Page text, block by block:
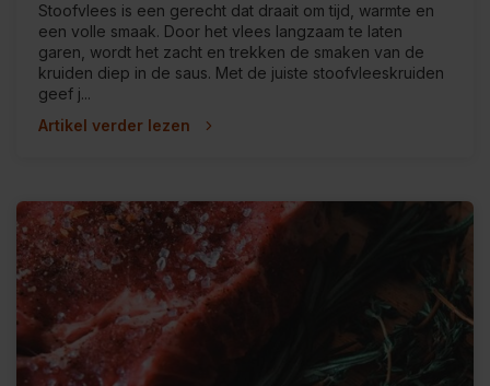
Stoofvlees is een gerecht dat draait om tijd, warmte en
een volle smaak. Door het vlees langzaam te laten
garen, wordt het zacht en trekken de smaken van de
kruiden diep in de saus. Met de juiste stoofvleeskruiden
geef j...
Artikel verder lezen